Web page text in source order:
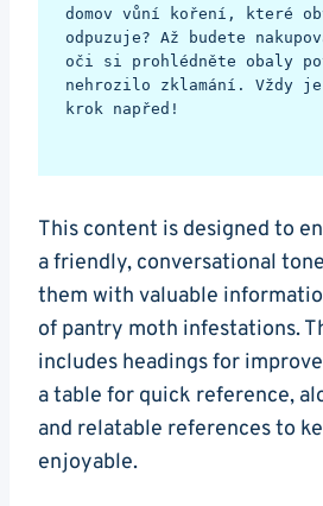
domov vůní koření, které
odpuzuje? Až budete
oči si prohlédněte obaly
nehrozilo zklamání. Vždy
krok napřed!
This content‌ is designed to
a‍ friendly, conversational
them with valuable
of pantry moth⁢ infestations.
includes headings for
a table for quick reference,
and relatable references to
enjoyable.